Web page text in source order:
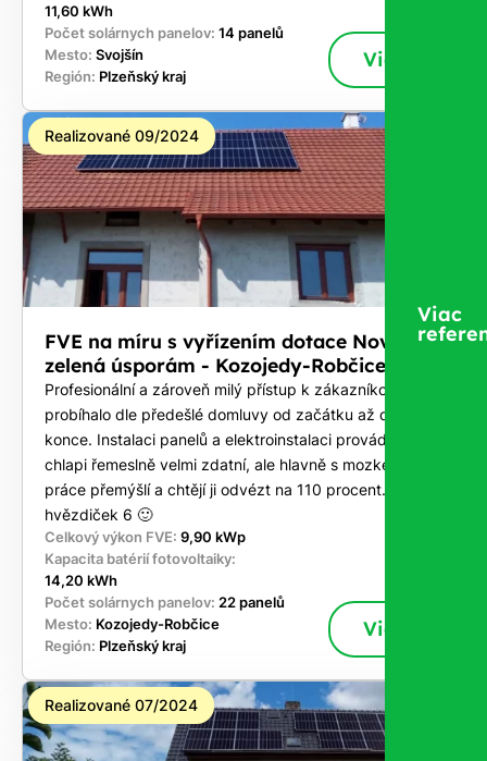
11,60 kWh
Počet solárnych panelov: 14 panelů
Mesto: Svojšín
Región: Plzeňský kraj
Viac
Realizované 09/2024
FVE na míru s vyřízením dotace Nová
zelená úsporám - Kozojedy-Robčice
Profesionální a zároveň milý přístup k zákazníkovi. Vše
probíhalo dle předešlé domluvy od začátku až do
konce. Instalaci panelů a elektroinstalaci prováděli
chlapi řemeslně velmi zdatní, ale hlavně s mozkem, co u
práce přemýšlí a chtějí ji odvézt na 110 procent. Za mě
hvězdiček 6 🙂
Celkový výkon FVE: 9,90 kWp
Kapacita batérií fotovoltaiky:
14,20 kWh
Počet solárnych panelov: 22 panelů
Mesto: Kozojedy-Robčice
Región: Plzeňský kraj
Viac
Realizované 07/2024
Viac